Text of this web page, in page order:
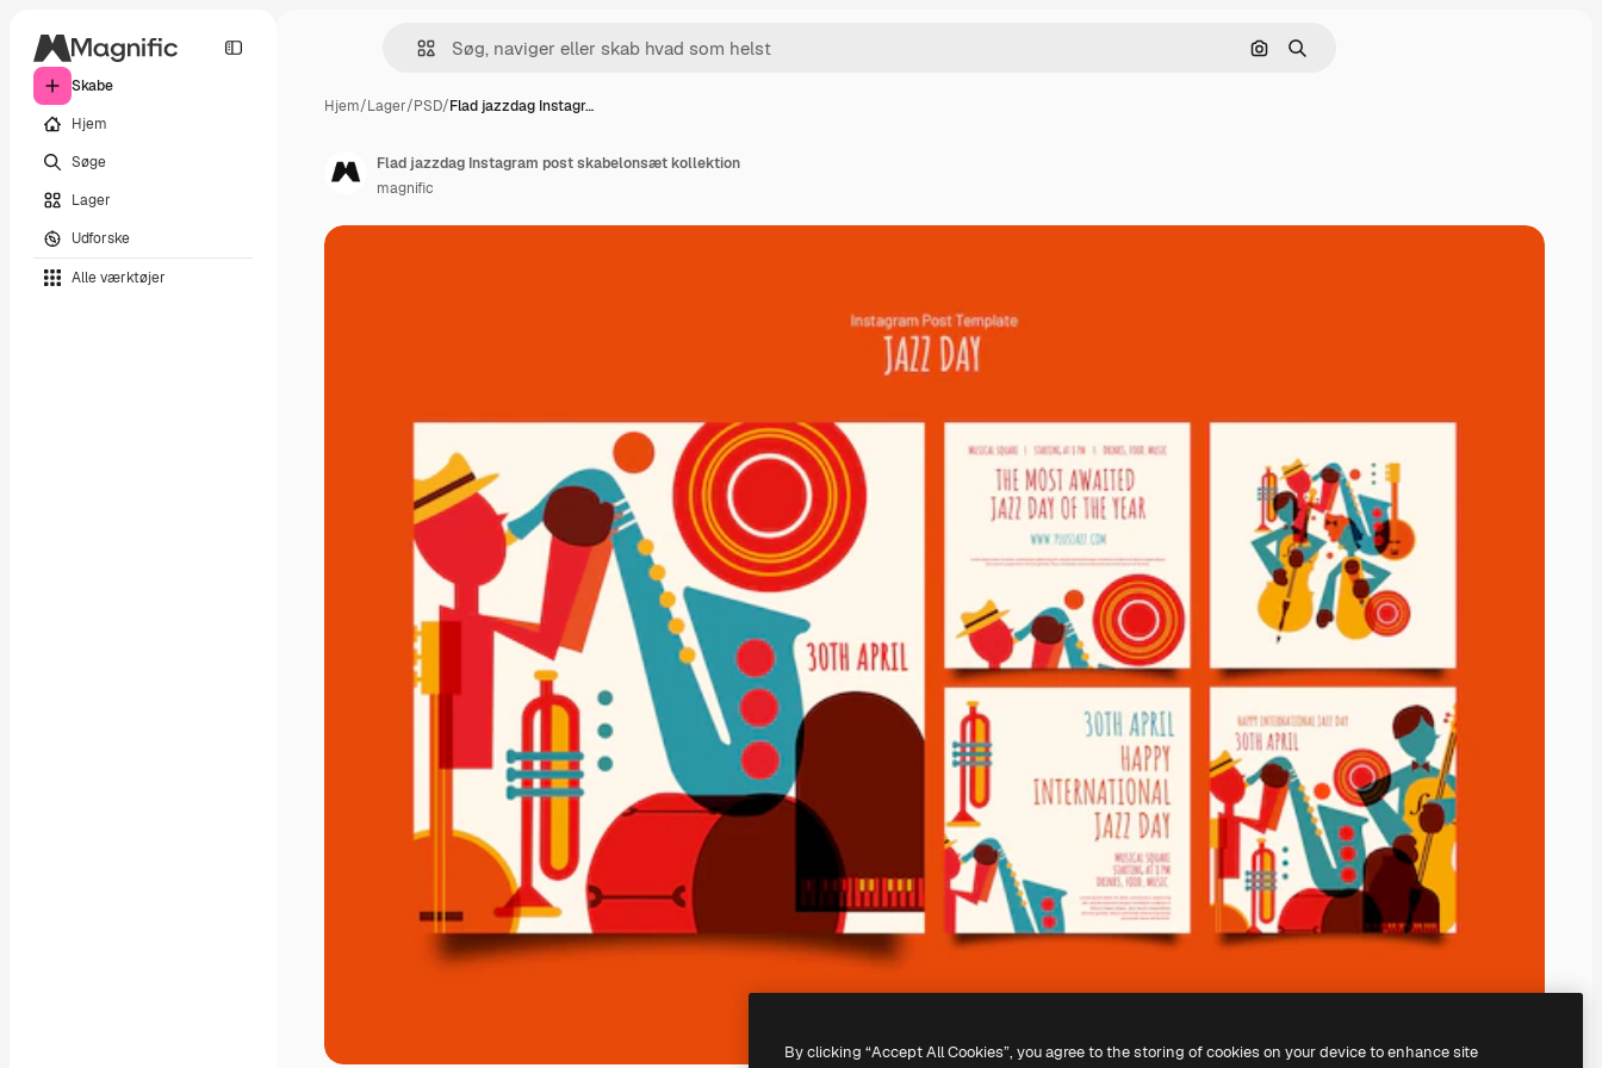
Skabe
Hjem
Søge
Lager
Udforske
Alle værktøjer
Søg efter billede
Søge
Hjem/Lager/PSD/Flad jazzdag Instagr…
Flad jazzdag Instagram post skabelonsæt kollektion
magnific
By clicking “Accept All Cookies”, you agree to the storing of cookies on your device to enhance site